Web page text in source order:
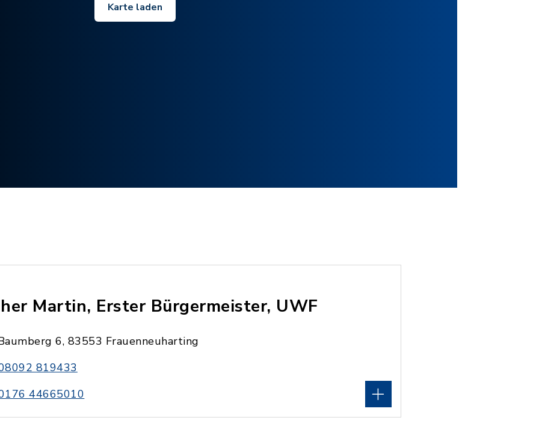
Karte laden
Martin, Erster Bürgermeister, UWF
6, 83553 Frauenneuharting
819433
44665010